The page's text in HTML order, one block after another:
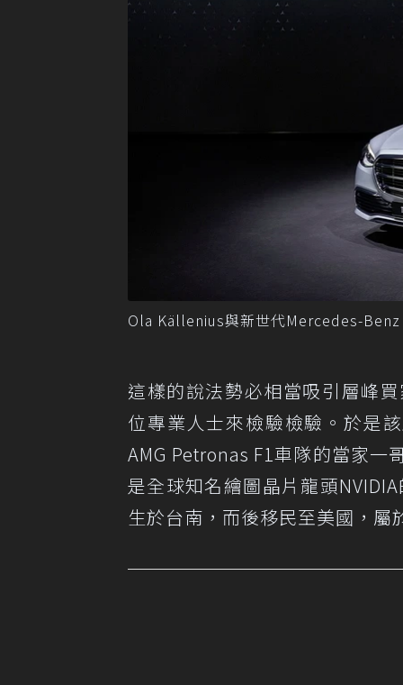
Ola Källenius與新世代Mercedes-
這樣的說法勢必相當吸引層峰
位專業人士來檢驗檢驗。於是
AMG Petronas F1車隊的當家
是全球知名繪圖晶片龍頭
生於台南，而後移民至美國，屬